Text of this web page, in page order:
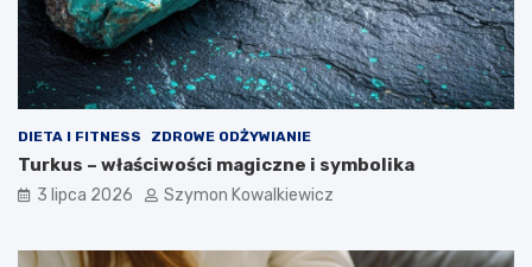
DIETA I FITNESS ZDROWE ODŻYWIANIE
Turkus – właściwości magiczne i symbolika
3 lipca 2026 Szymon Kowalkiewicz